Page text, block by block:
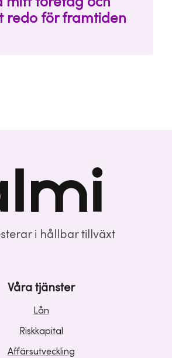
redo för framtiden
i hållbar tillväxt
Våra tjänster
Lån
Riskkapital
Affärsutveckling